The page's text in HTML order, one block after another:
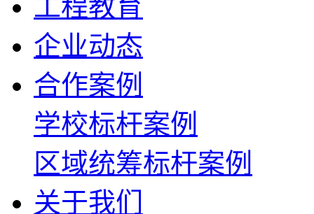
工程教育
企业动态
合作案例
学校标杆案例
区域统筹标杆案例
关于我们